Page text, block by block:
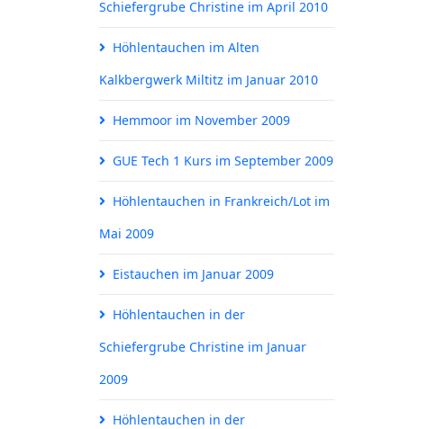
Schiefergrube Christine im April 2010
Höhlentauchen im Alten
Kalkbergwerk Miltitz im Januar 2010
Hemmoor im November 2009
GUE Tech 1 Kurs im September 2009
Höhlentauchen in Frankreich/Lot im
Mai 2009
Eistauchen im Januar 2009
Höhlentauchen in der
Schiefergrube Christine im Januar
2009
Höhlentauchen in der